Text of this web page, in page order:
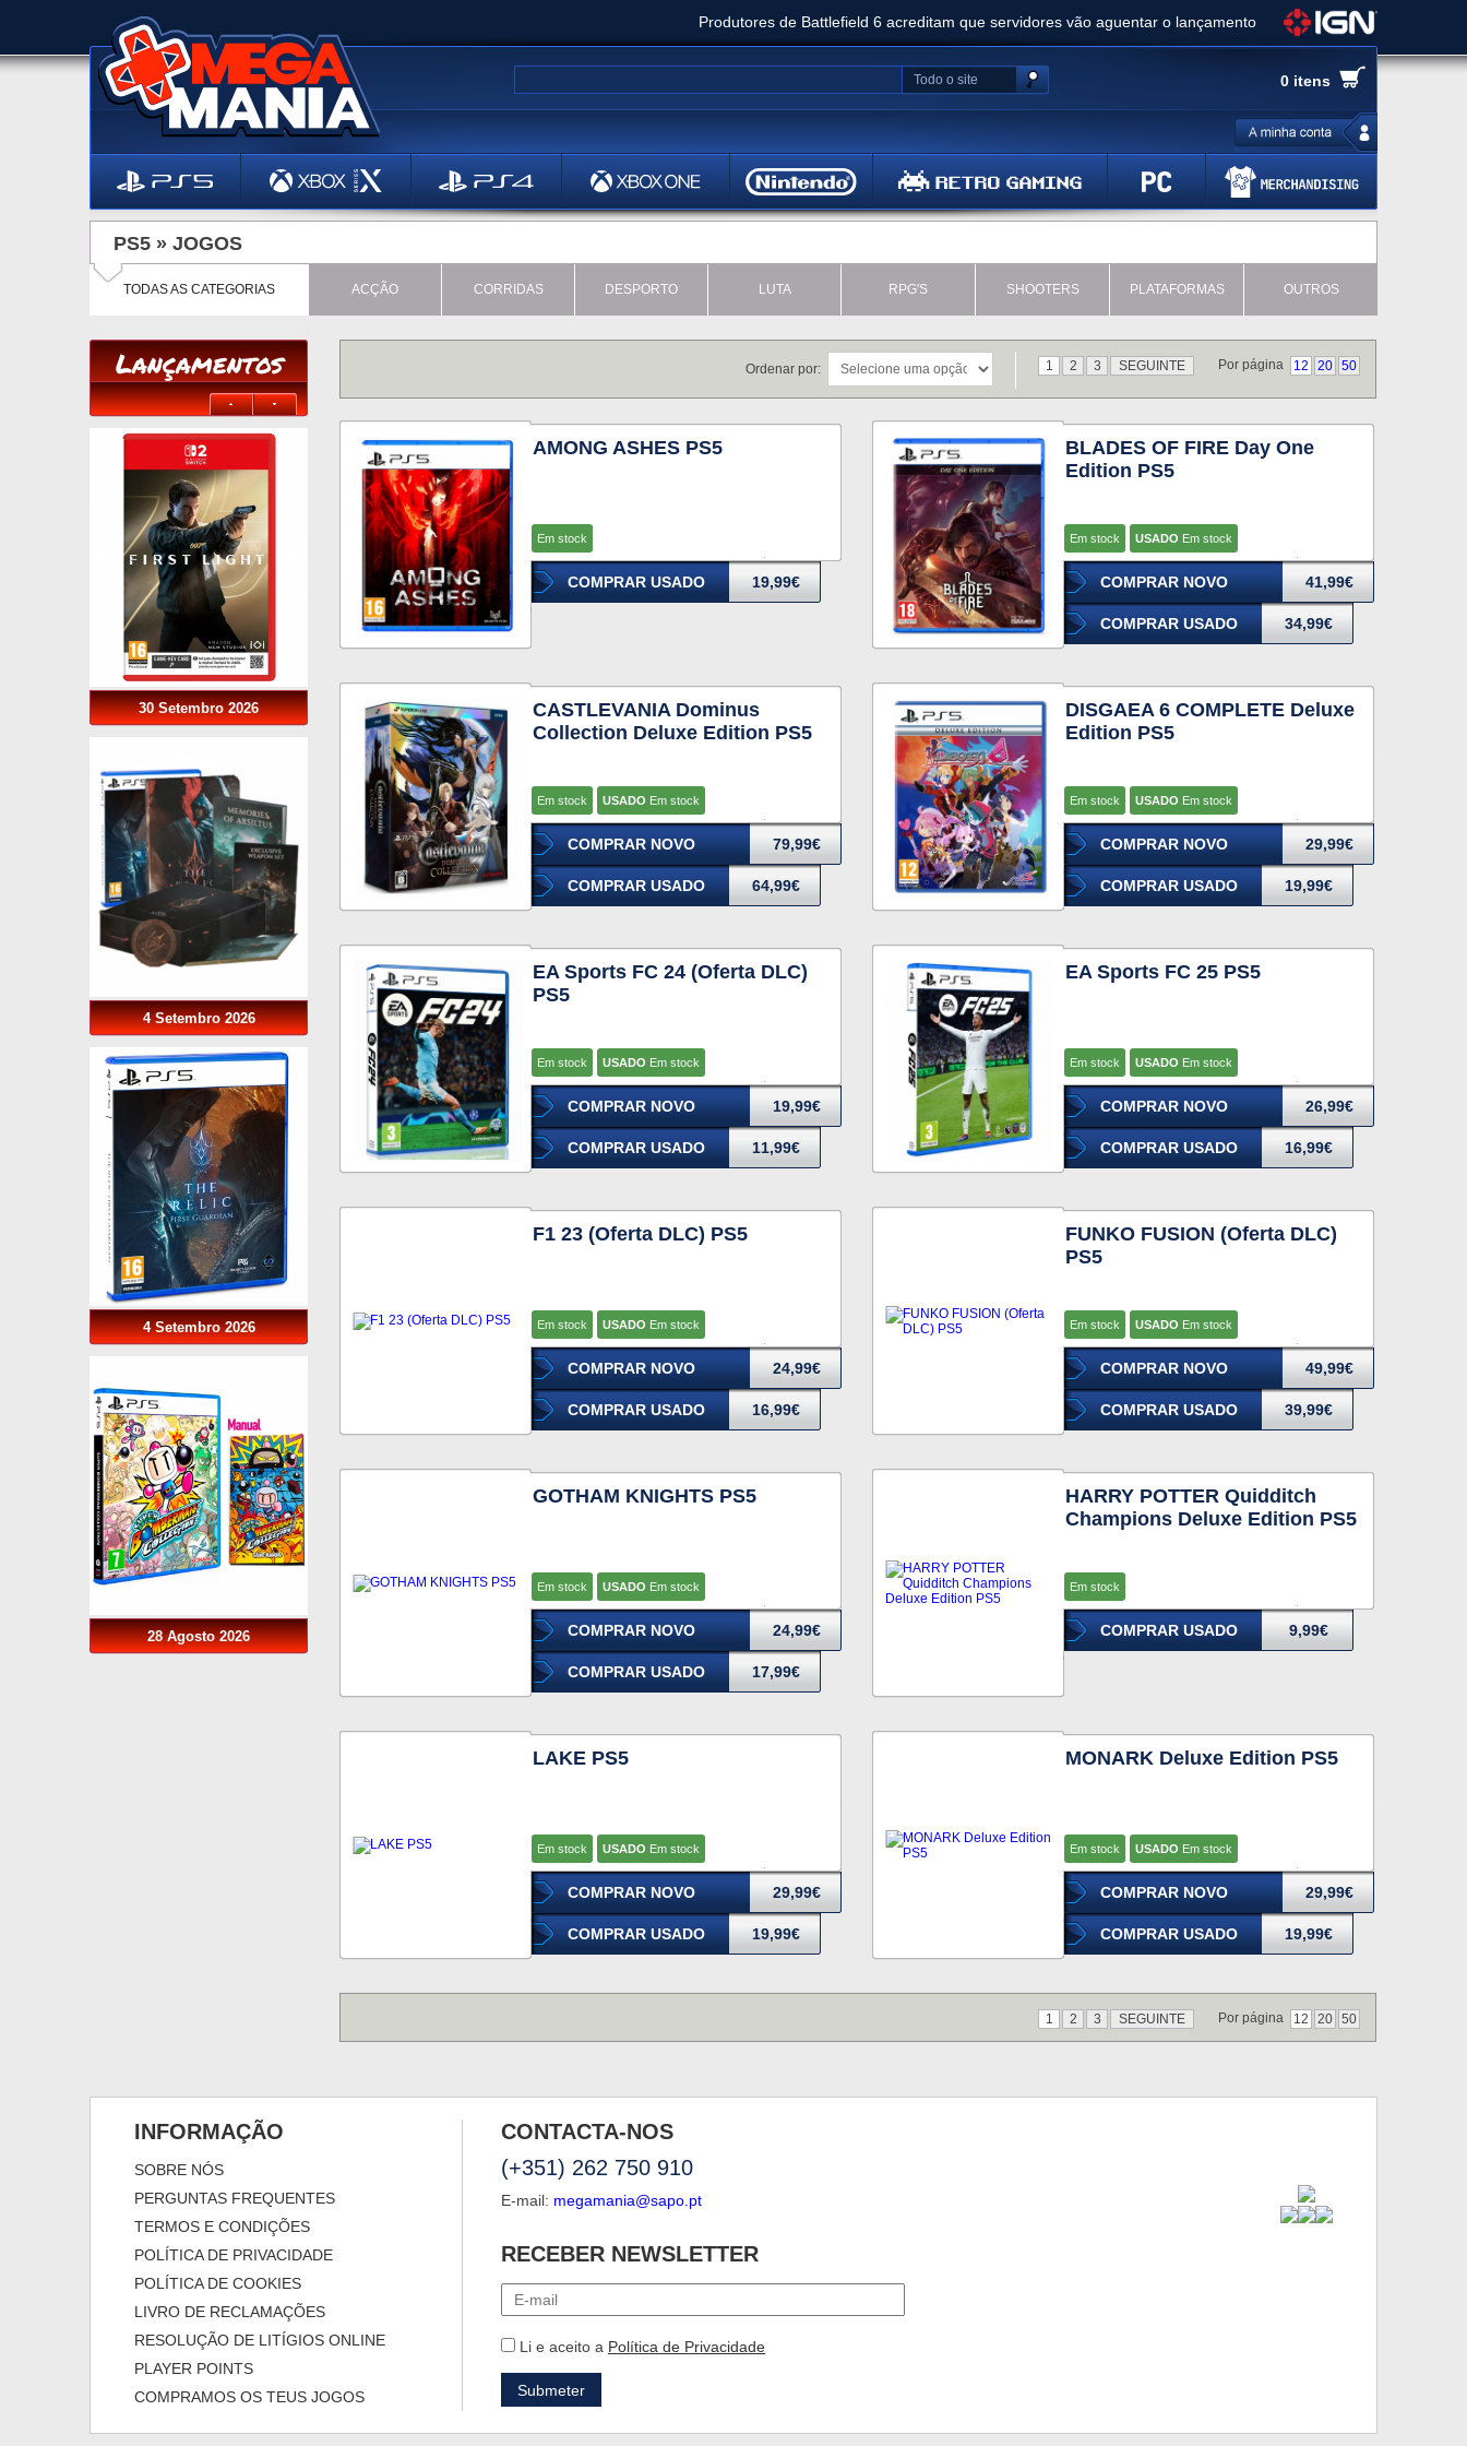
Produtores de Battlefield 6 acreditam que servidores vão aguentar o lançamento
Clair Obscur: Expedition 33 já vendeu 5 milhões de cópias e vai receber novo conteúdo
Ghost of Yotei - Análise
Metal Gear Solid Delta: Snake Eater - Análise
Bethesda anuncia livestream para o Fallout Day
0 itens
Todo o site
PS5 » JOGOS
TODAS AS CATEGORIAS ACÇÃO CORRIDAS DESPORTO LUTA RPG'S SHOOTERS PLATAFORMAS OUTROS
Lançamentos
30 Setembro 2026
4 Setembro 2026
4 Setembro 2026
28 Agosto 2026
Por página 12 20 50
1 2 3 SEGUINTE
Ordenar por:
AMONG ASHES PS5
Em stock
COMPRAR USADO 19,99€
BLADES OF FIRE Day One
Edition PS5
Em stock USADO Em stock
COMPRAR NOVO 41,99€
COMPRAR USADO 34,99€
CASTLEVANIA Dominus
Collection Deluxe Edition PS5
Em stock USADO Em stock
COMPRAR NOVO 79,99€
COMPRAR USADO 64,99€
DISGAEA 6 COMPLETE Deluxe
Edition PS5
Em stock USADO Em stock
COMPRAR NOVO 29,99€
COMPRAR USADO 19,99€
EA Sports FC 24 (Oferta DLC)
PS5
Em stock USADO Em stock
COMPRAR NOVO 19,99€
COMPRAR USADO 11,99€
EA Sports FC 25 PS5
Em stock USADO Em stock
COMPRAR NOVO 26,99€
COMPRAR USADO 16,99€
F1 23 (Oferta DLC) PS5
Em stock USADO Em stock
COMPRAR NOVO 24,99€
COMPRAR USADO 16,99€
FUNKO FUSION (Oferta DLC)
PS5
Em stock USADO Em stock
COMPRAR NOVO 49,99€
COMPRAR USADO 39,99€
GOTHAM KNIGHTS PS5
Em stock USADO Em stock
COMPRAR NOVO 24,99€
COMPRAR USADO 17,99€
HARRY POTTER Quidditch
Champions Deluxe Edition PS5
Em stock
COMPRAR USADO 9,99€
LAKE PS5
Em stock USADO Em stock
COMPRAR NOVO 29,99€
COMPRAR USADO 19,99€
MONARK Deluxe Edition PS5
Em stock USADO Em stock
COMPRAR NOVO 29,99€
COMPRAR USADO 19,99€
1 2 3 SEGUINTE Por página 12 20 50
INFORMAÇÃO
SOBRE NÓS
PERGUNTAS FREQUENTES
TERMOS E CONDIÇÕES
POLÍTICA DE PRIVACIDADE
POLÍTICA DE COOKIES
LIVRO DE RECLAMAÇÕES
RESOLUÇÃO DE LITÍGIOS ONLINE
PLAYER POINTS
COMPRAMOS OS TEUS JOGOS
CONTACTA-NOS
(+351) 262 750 910
E-mail: megamania@sapo.pt
RECEBER NEWSLETTER
Li e aceito a Política de Privacidade